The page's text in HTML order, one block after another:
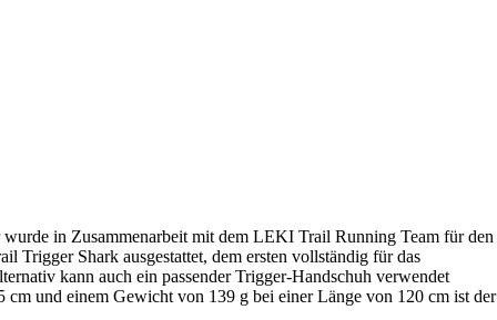
in Zusammenarbeit mit dem LEKI Trail Running Team für den
Trigger Shark ausgestattet, dem ersten vollständig für das
kann auch ein passender Trigger-Handschuh verwendet
und einem Gewicht von 139 g bei einer Länge von 120 cm ist der